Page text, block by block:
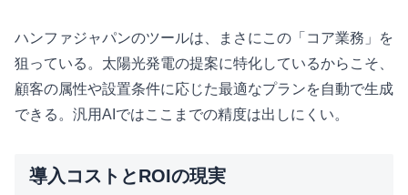
ハンファジャパンのツールは、まさにこの「コア業務」を
狙っている。太陽光発電の提案に特化しているからこそ、
顧客の属性や設置条件に応じた最適なプランを自動で生成
できる。汎用AIではここまでの精度は出しにくい。
導入コストとROIの現実